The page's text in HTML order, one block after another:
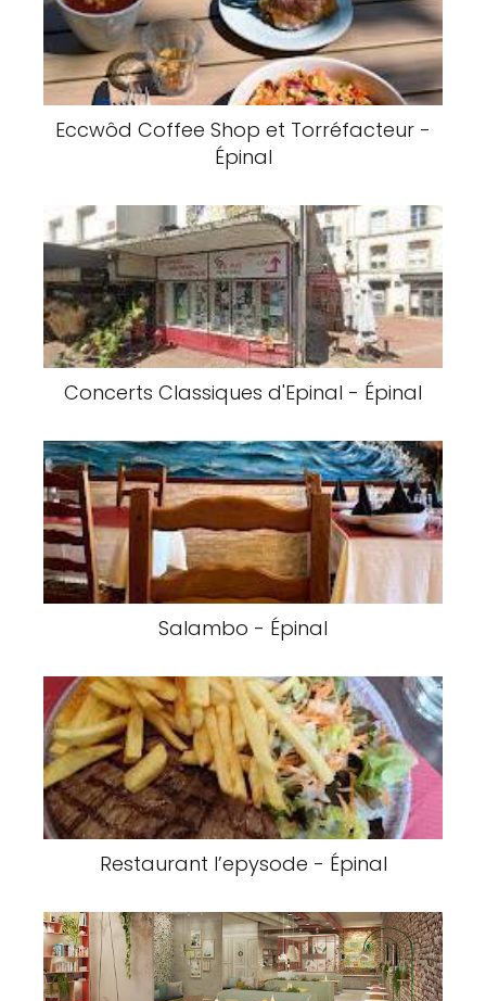
Eccwôd Coffee Shop et Torréfacteur -
Épinal
Concerts Classiques d'Epinal - Épinal
Salambo - Épinal
Restaurant l’epysode - Épinal